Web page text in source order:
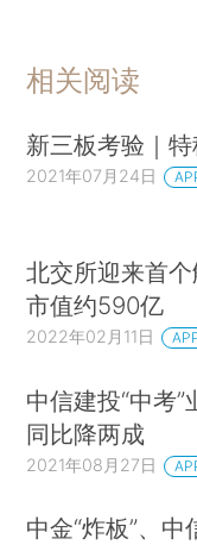
相关阅读
新三板考验｜
2021年07月24日
北交所迎来首
市值约590亿
2022年02月11日
中信建投“中考
同比降两成
2021年08月27日
中金“炸板”、中